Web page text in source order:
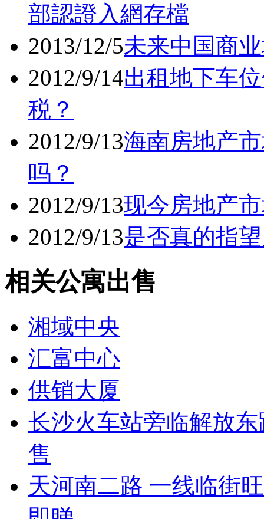
部認證入網存檔
2013/12/5未来中国商
2012/9/14出租地下车
税？
2012/9/13海南房地产
吗？
2012/9/13现今房地产
2012/9/13是否真的指
相关公寓出售
湘域中央
汇富中心
供销大厦
长沙火车站旁临解放
售
天河南二路 一线临街